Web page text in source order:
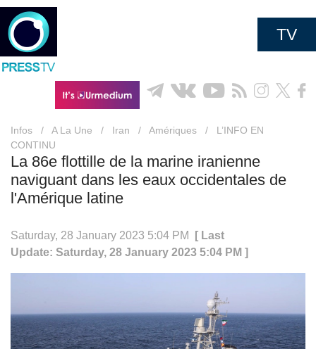
TV
Infos / A La Une / Iran / Amériques /
L’INFO EN
CONTINU
La 86e flottille de la marine iranienne
naviguant dans les eaux occidentales de
l'Amérique latine
Saturday, 28 January 2023 5:04 PM
[ Last
Update: Saturday, 28 January 2023 5:04 PM ]